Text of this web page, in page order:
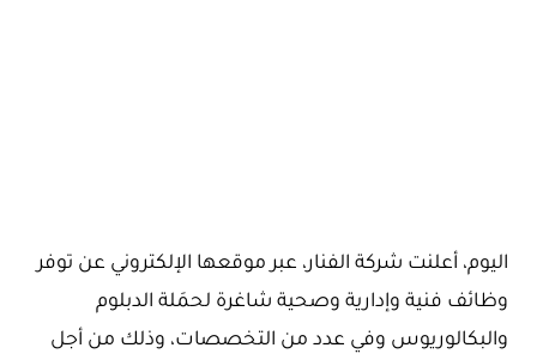
اليوم، أعلنت شركة الفنار، عبر موقعها الإلكتروني عن توفر
وظائف فنية وإدارية وصحية شاغرة لحمَلة الدبلوم
والبكالوريوس وفي عدد من التخصصات، وذلك من أجل